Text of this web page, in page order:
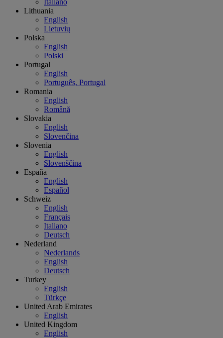
Italiano
Lithuania
English
Lietuvių
Polska
English
Polski
Portugal
English
Português, Portugal
Romania
English
Română
Slovakia
English
Slovenčina
Slovenia
English
Slovenščina
España
English
Español
Schweiz
English
Français
Italiano
Deutsch
Nederland
Nederlands
English
Deutsch
Turkey
English
Türkçe
United Arab Emirates
English
United Kingdom
English